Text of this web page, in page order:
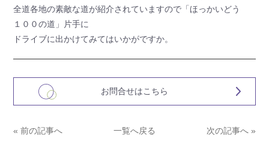
全道各地の素敵な道が紹介されていますので「ほっかいどう
１００の道」片手に
ドライブに出かけてみてはいかがですか。
お問合せはこちら
« 前の記事へ 一覧へ戻る 次の記事へ »